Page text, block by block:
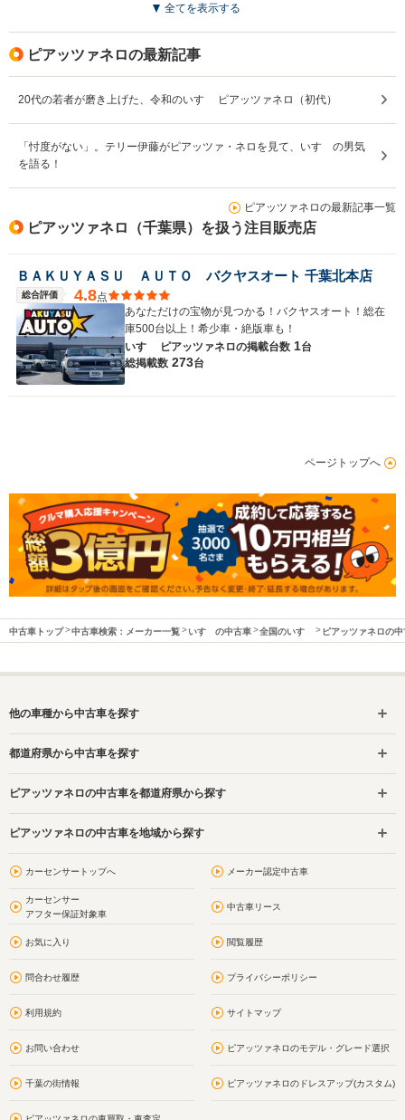
全てを表示する
ピアッツァネロの最新記事
20代の若者が磨き上げた、令和のいすゞ ピアッツァネロ（初代）
「忖度がない」。テリー伊藤がピアッツァ・ネロを見て、いすゞの男気
を語る！
ピアッツァネロの最新記事一覧
ピアッツァネロ（千葉県）を扱う注目販売店
ＢＡＫＵＹＡＳＵ ＡＵＴＯ バクヤスオート 千葉北本店
総合評価 4.8点
あなただけの宝物が見つかる！バクヤスオート！総在
庫500台以上！希少車・絶版車も！
いすゞ ピアッツァネロの掲載台数 1台
総掲載数 273台
ページトップへ
中古車トップ 中古車検索：メーカー一覧 いすゞの中古車 全国のいすゞ ピアッツァネロの
他の車種から中古車を探す
都道府県から中古車を探す
ピアッツァネロの中古車を都道府県から探す
ピアッツァネロの中古車を地域から探す
カーセンサートップへ メーカー認定中古車
カーセンサー
アフター保証対象車
中古車リース
お気に入り 閲覧履歴
問合わせ履歴 プライバシーポリシー
利用規約 サイトマップ
お問い合わせ ピアッツァネロのモデル・グレード選択
千葉の街情報 ピアッツァネロのドレスアップ(カスタム)